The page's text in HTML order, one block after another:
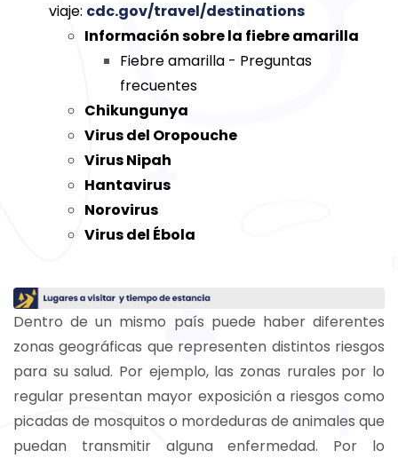
viaje: cdc.gov/travel/destinations
Información sobre la fiebre amarilla
Fiebre amarilla - Preguntas
frecuentes
Chikungunya
Virus del Oropouche
Virus Nipah
Hantavirus
Norovirus
Virus del Ébola
Dentro de un mismo país puede haber diferentes
zonas geográficas que representen distintos riesgos
para su salud. Por ejemplo, las zonas rurales por lo
regular presentan mayor exposición a riesgos como
picadas de mosquitos o mordeduras de animales que
puedan transmitir alguna enfermedad. Por lo